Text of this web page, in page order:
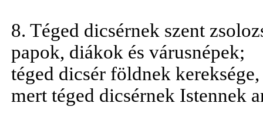
8. Téged dicsérnek szent
papok, diákok és várusnépek;
téged dicsér földnek kereksége,
mert téged dicsérnek Istennek